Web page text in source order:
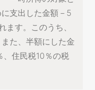
支出した金額－5
ます。このうち、
た、半額にした金
住民税10％の税